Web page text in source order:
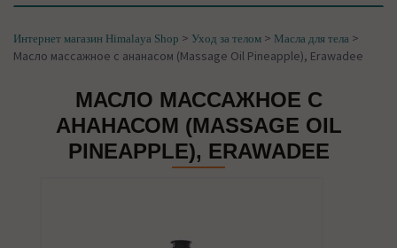
Интернет магазин Himalaya Shop > Уход за телом > Масла для тела >
Масло массажное с ананасом (Massage Oil Pineapple), Erawadee
МАСЛО МАССАЖНОЕ С
АНАНАСОМ (MASSAGE OIL
PINEAPPLE), ERAWADEE